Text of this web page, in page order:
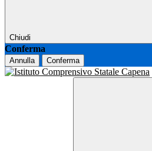
Chiudi
Conferma
Annulla Conferma